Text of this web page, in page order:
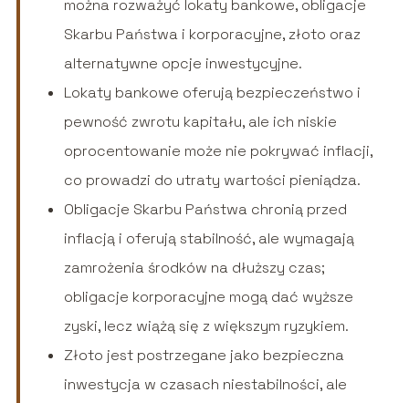
można rozważyć lokaty bankowe, obligacje
Skarbu Państwa i korporacyjne, złoto oraz
alternatywne opcje inwestycyjne.
Lokaty bankowe oferują bezpieczeństwo i
pewność zwrotu kapitału, ale ich niskie
oprocentowanie może nie pokrywać inflacji,
co prowadzi do utraty wartości pieniądza.
Obligacje Skarbu Państwa chronią przed
inflacją i oferują stabilność, ale wymagają
zamrożenia środków na dłuższy czas;
obligacje korporacyjne mogą dać wyższe
zyski, lecz wiążą się z większym ryzykiem.
Złoto jest postrzegane jako bezpieczna
inwestycja w czasach niestabilności, ale